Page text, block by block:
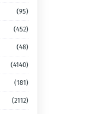
(95)
(452)
(48)
(4140)
(181)
(2112)